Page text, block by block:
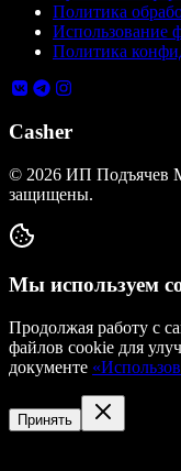
Политика
Использование
Политика
Casher
© 2026 ИП Подъячев
защищены.
Мы используем
Продолжая работу с
файлов cookie для
документе
Принять